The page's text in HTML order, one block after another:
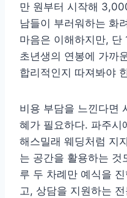
만 원부터 시작해
남들이 부러워하는 화
마음은 이해하지만, 단
초년생의 연봉에 가까
합리적인지 따져봐야
비용 부담을 느낀다면
혜가 필요하다. 파주시
해스밀래 웨딩처럼 지
는 공간을 활용하는 것
루 두 차례만 예식을
고, 상담을 지원하는